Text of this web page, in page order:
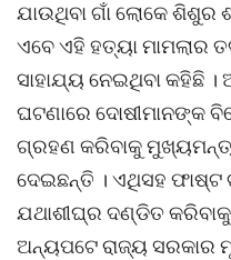
ଯାଉଥିବା ଗାଁ ଲୋକେ
ଏବେ ଏହି ହତ୍ୟା ମାମଲାର
ସାହାଯ୍ୟ ନେଇଥିବା କହିଛି ।
ଘଟଣାରେ ଦୋଷୀମାନଙ୍କ
ଗ୍ରହଣ କରିବାକୁ
ଦେଇଛନ୍ତି । ଏଥିସହ ଫାଷ୍ଟ
ଯଥାଶୀଘ୍ର ଦଣ୍ଡିତ କରିବାକୁ
ଅନ୍ୟପଟେ ରାଜ୍ୟ